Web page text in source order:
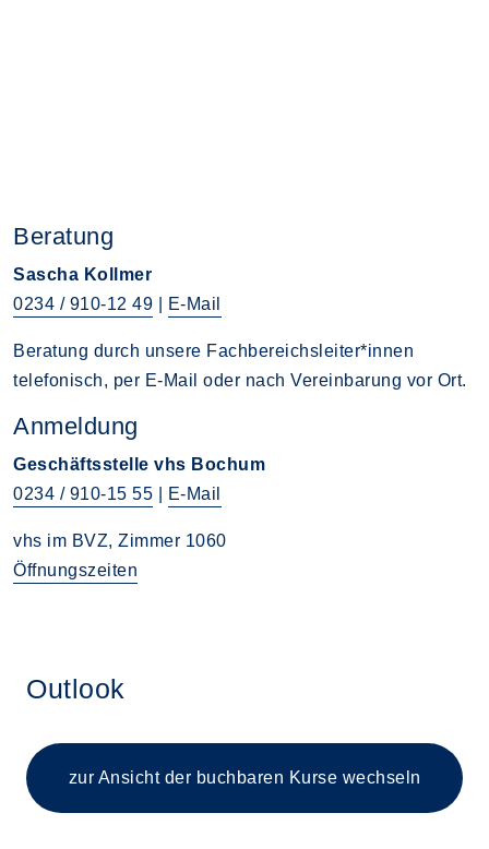
Beratung
Sascha Kollmer
0234 / 910-12 49
E-Mail
Beratung durch unsere Fachbereichsleiter*innen
telefonisch, per E-Mail oder nach Vereinbarung vor Ort.
Anmeldung
Geschäftsstelle vhs Bochum
0234 / 910-15 55
E-Mail
vhs im BVZ, Zimmer 1060
Öffnungszeiten
Outlook
zur Ansicht der buchbaren Kurse wechseln